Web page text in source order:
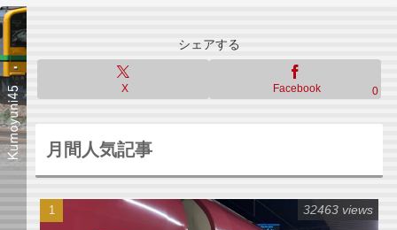
シェアする
X Facebook 0
月間人気記事
32463 views